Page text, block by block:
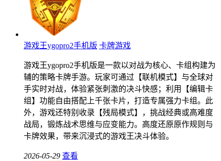
游戏王ygopro2手机版 卡牌游戏
游戏王ygopro2手机版是一款以对战为核心、卡组构建为
辅的策略卡牌手游。玩家可通过【联机模式】与全球对
手实时对战，体验紧张刺激的决斗快感；利用【编辑卡
组】功能自由搭配上千张卡片，打造专属强力卡组。此
外，游戏还特别收录【残局模式】，挑战经典或高难度
战局，锻炼战术思维与应变能力。高度还原原作规则与
卡牌效果，带来沉浸式的游戏王决斗体验。
2026-05-29 查看